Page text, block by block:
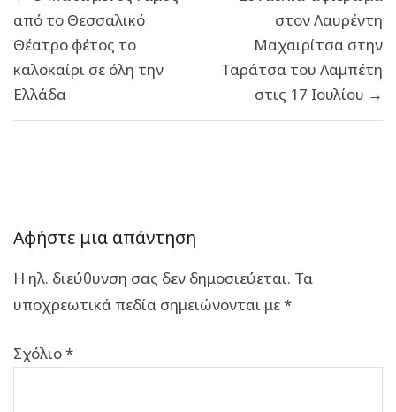
από το Θεσσαλικό
Θέατρο φέτος το
καλοκαίρι σε όλη την
Ελλάδα
στον Λαυρέντη
Μαχαιρίτσα στην
Ταράτσα του Λαμπέτη
στις 17 Ιουλίου →
Αφήστε μια απάντηση
Η ηλ. διεύθυνση σας δεν δημοσιεύεται. Τα
υποχρεωτικά πεδία σημειώνονται με*
Σχόλιο*